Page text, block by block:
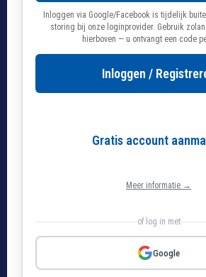
Inloggen via Google/Facebook is tijdelijk
storing bij onze loginprovider. Gebruik
hierboven — u ontvangt een code
Inloggen /
Gratis account
Meer informatie →
of log in met
Google